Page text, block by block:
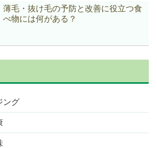
薄毛・抜け毛の予防と改善に役立つ食
べ物には何がある？
ング